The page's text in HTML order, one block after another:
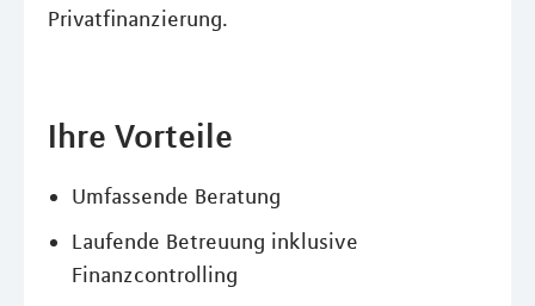
Privatfinanzierung.
Ihre Vorteile
Umfassende Beratung
Laufende Betreuung inklusive
Finanzcontrolling